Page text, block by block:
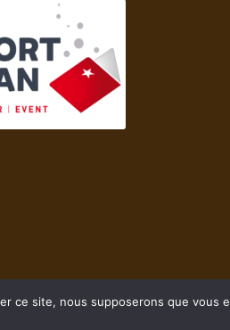
ce site, nous supposerons que vous